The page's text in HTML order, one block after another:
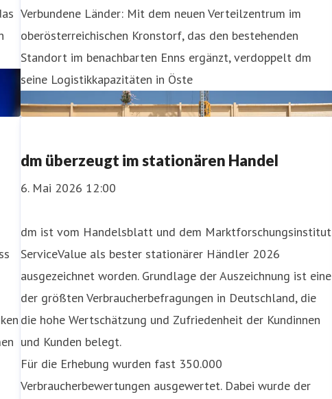
Verbundene Länder: Mit dem neuen Verteilzentrum im
oberösterreichischen Kronstorf, das den bestehenden
Standort im benachbarten Enns ergänzt, verdoppelt dm
seine Logistikkapazitäten in Öste
dm überzeugt im stationären Handel
6. Mai 2026 12:00
dm ist vom Handelsblatt und dem Marktforschungsinstitut
ServiceValue als bester stationärer Händler 2026
ausgezeichnet worden. Grundlage der Auszeichnung ist eine
der größten Verbraucherbefragungen in Deutschland, die
die hohe Wertschätzung und Zufriedenheit der Kundinnen
und Kunden belegt.
Für die Erhebung wurden fast 350.000
Verbraucherbewertungen ausgewertet. Dabei wurde der